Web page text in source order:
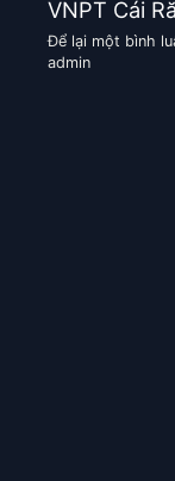
VNPT Cái
Để lại một bình
admin